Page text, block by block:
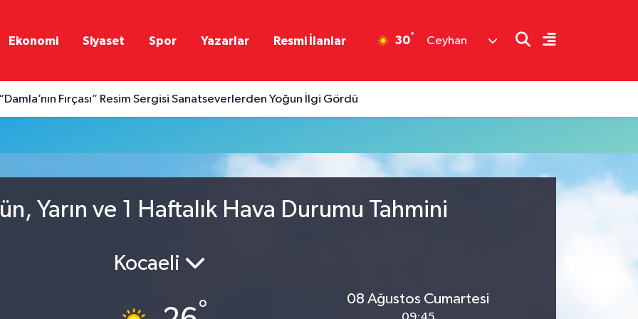
Ekonomi Siyaset Spor Yazarlar Resmi İlanlar 30° Ceyhan
“Damla’nın Fırçası” Resim Sergisi Sanatseverlerden Yoğun İlgi Gördü
Yarın ve 1 Haftalık Hava Durumu Tahmini
Kocaeli
°
08 Ağustos Cumartesi